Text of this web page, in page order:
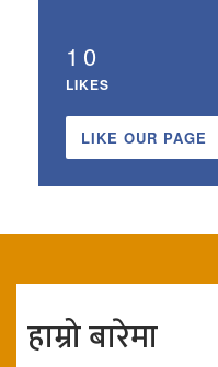
10
LIKES
LIKE OUR PAGE
हाम्रो बारेमा